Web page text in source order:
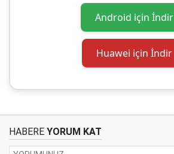
Android için İndir
Huawei için İndir
HABERE YORUM KAT